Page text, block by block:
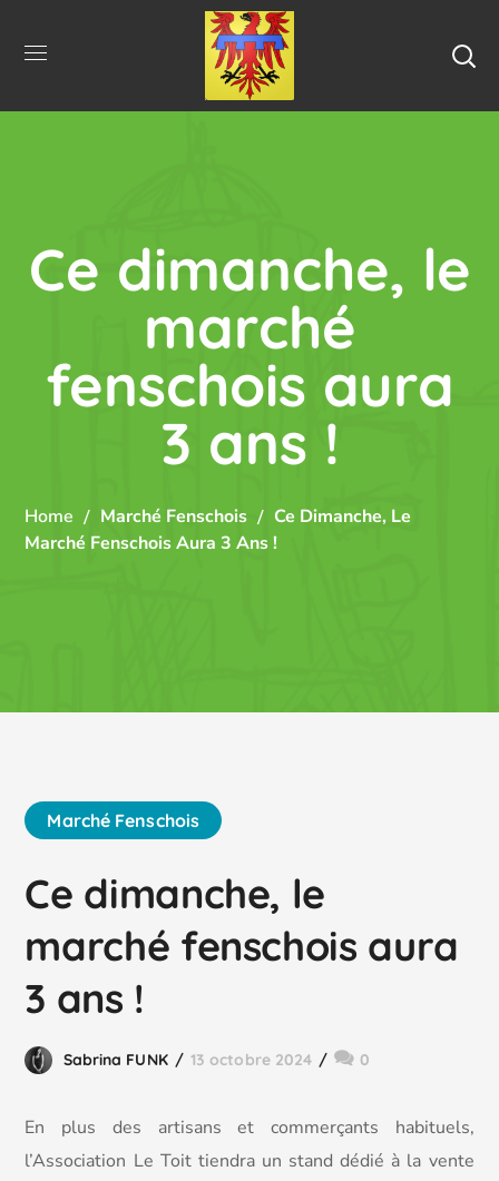
Ce dimanche, le
marché
fenschois aura
3 ans !
Home Marché Fenschois
Ce Dimanche, Le
Marché Fenschois Aura 3 Ans !
Marché Fenschois
Ce dimanche, le
marché fenschois aura
3 ans !
Sabrina FUNK 13 octobre 2024 0
En plus des artisans et commerçants habituels,
l’Association Le Toit tiendra un stand dédié à la vente